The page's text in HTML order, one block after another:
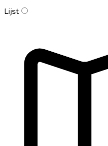
Lijst